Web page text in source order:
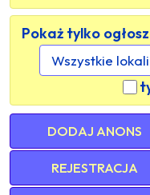
Pokaż tylko
DODAJ ANONS
REJESTRACJA